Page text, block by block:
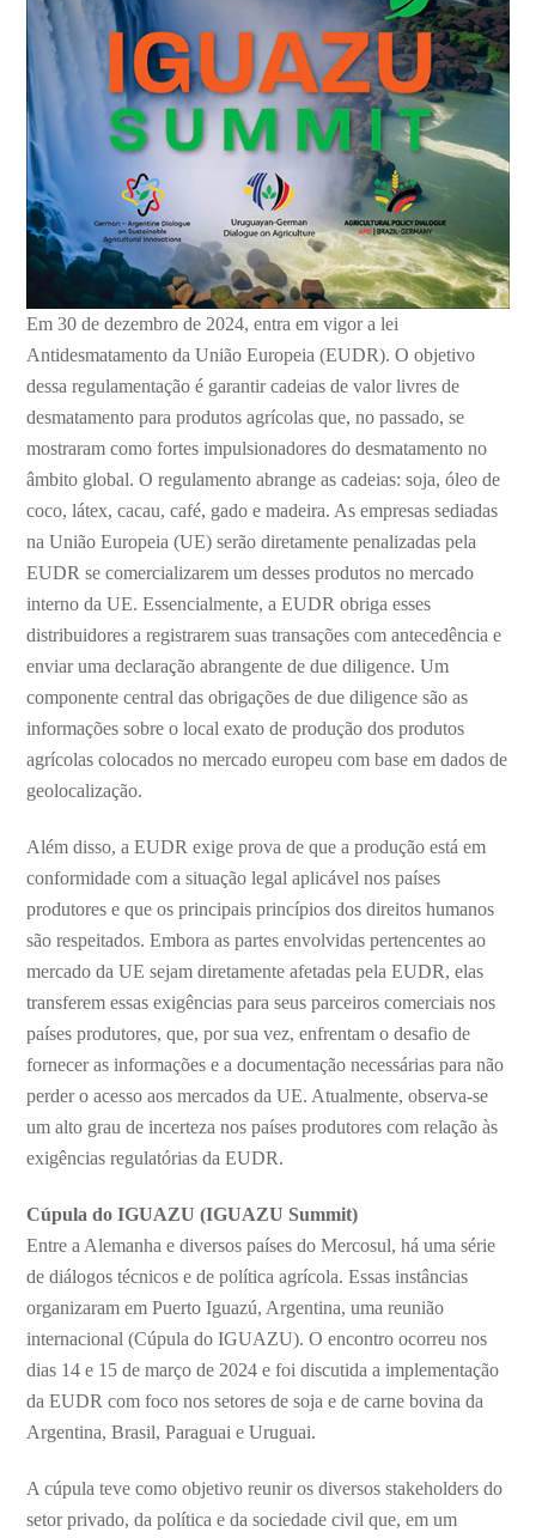
Em 30 de dezembro de 2024, entra em vigor a lei
Antidesmatamento da União Europeia (EUDR). O objetivo
dessa regulamentação é garantir cadeias de valor livres de
desmatamento para produtos agrícolas que, no passado, se
mostraram como fortes impulsionadores do desmatamento no
âmbito global. O regulamento abrange as cadeias: soja, óleo de
coco, látex, cacau, café, gado e madeira. As empresas sediadas
na União Europeia (UE) serão diretamente penalizadas pela
EUDR se comercializarem um desses produtos no mercado
interno da UE. Essencialmente, a EUDR obriga esses
distribuidores a registrarem suas transações com antecedência e
enviar uma declaração abrangente de due diligence. Um
componente central das obrigações de due diligence são as
informações sobre o local exato de produção dos produtos
agrícolas colocados no mercado europeu com base em dados de
geolocalização.
Além disso, a EUDR exige prova de que a produção está em
conformidade com a situação legal aplicável nos países
produtores e que os principais princípios dos direitos humanos
são respeitados. Embora as partes envolvidas pertencentes ao
mercado da UE sejam diretamente afetadas pela EUDR, elas
transferem essas exigências para seus parceiros comerciais nos
países produtores, que, por sua vez, enfrentam o desafio de
fornecer as informações e a documentação necessárias para não
perder o acesso aos mercados da UE. Atualmente, observa-se
um alto grau de incerteza nos países produtores com relação às
exigências regulatórias da EUDR.
Cúpula do IGUAZU (IGUAZU Summit)
Entre a Alemanha e diversos países do Mercosul, há uma série
de diálogos técnicos e de política agrícola. Essas instâncias
organizaram em Puerto Iguazú, Argentina, uma reunião
internacional (Cúpula do IGUAZU). O encontro ocorreu nos
dias 14 e 15 de março de 2024 e foi discutida a implementação
da EUDR com foco nos setores de soja e de carne bovina da
Argentina, Brasil, Paraguai e Uruguai.
A cúpula teve como objetivo reunir os diversos stakeholders do
setor privado, da política e da sociedade civil que, em um